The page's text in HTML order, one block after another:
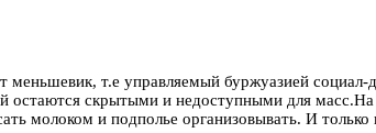
меньшевик, т.е управляемый буржуазией
скрытыми и недоступными для
молоком и подполье организовывать. И только